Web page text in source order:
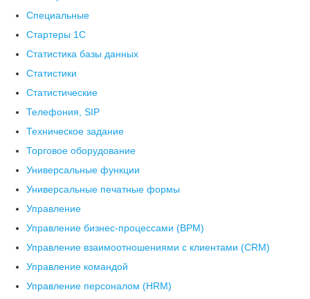
Специальные
Стартеры 1С
Статистика базы данных
Статистики
Статистические
Телефония, SIP
Техническое задание
Торговое оборудование
Универсальные функции
Универсальные печатные формы
Управление
Управление бизнес-процессами (BPM)
Управление взаимоотношениями с клиентами (СRM)
Управление командой
Управление персоналом (HRM)